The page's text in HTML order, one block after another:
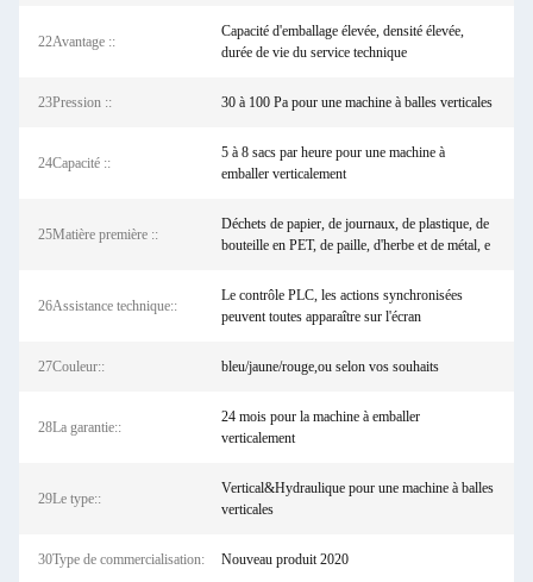
22Avantage ::
Capacité d'emballage élevée, densité élevée,
durée de vie du service technique
23Pression :: 30 à 100 Pa pour une machine à balles verticales
24Capacité ::
5 à 8 sacs par heure pour une machine à
emballer verticalement
25Matière première ::
Déchets de papier, de journaux, de plastique, de
bouteille en PET, de paille, d'herbe et de métal, e
26Assistance technique::
Le contrôle PLC, les actions synchronisées
peuvent toutes apparaître sur l'écran
27Couleur:: bleu/jaune/rouge,ou selon vos souhaits
28La garantie::
24 mois pour la machine à emballer
verticalement
29Le type::
Vertical&Hydraulique pour une machine à balles
verticales
30Type de commercialisation: Nouveau produit 2020